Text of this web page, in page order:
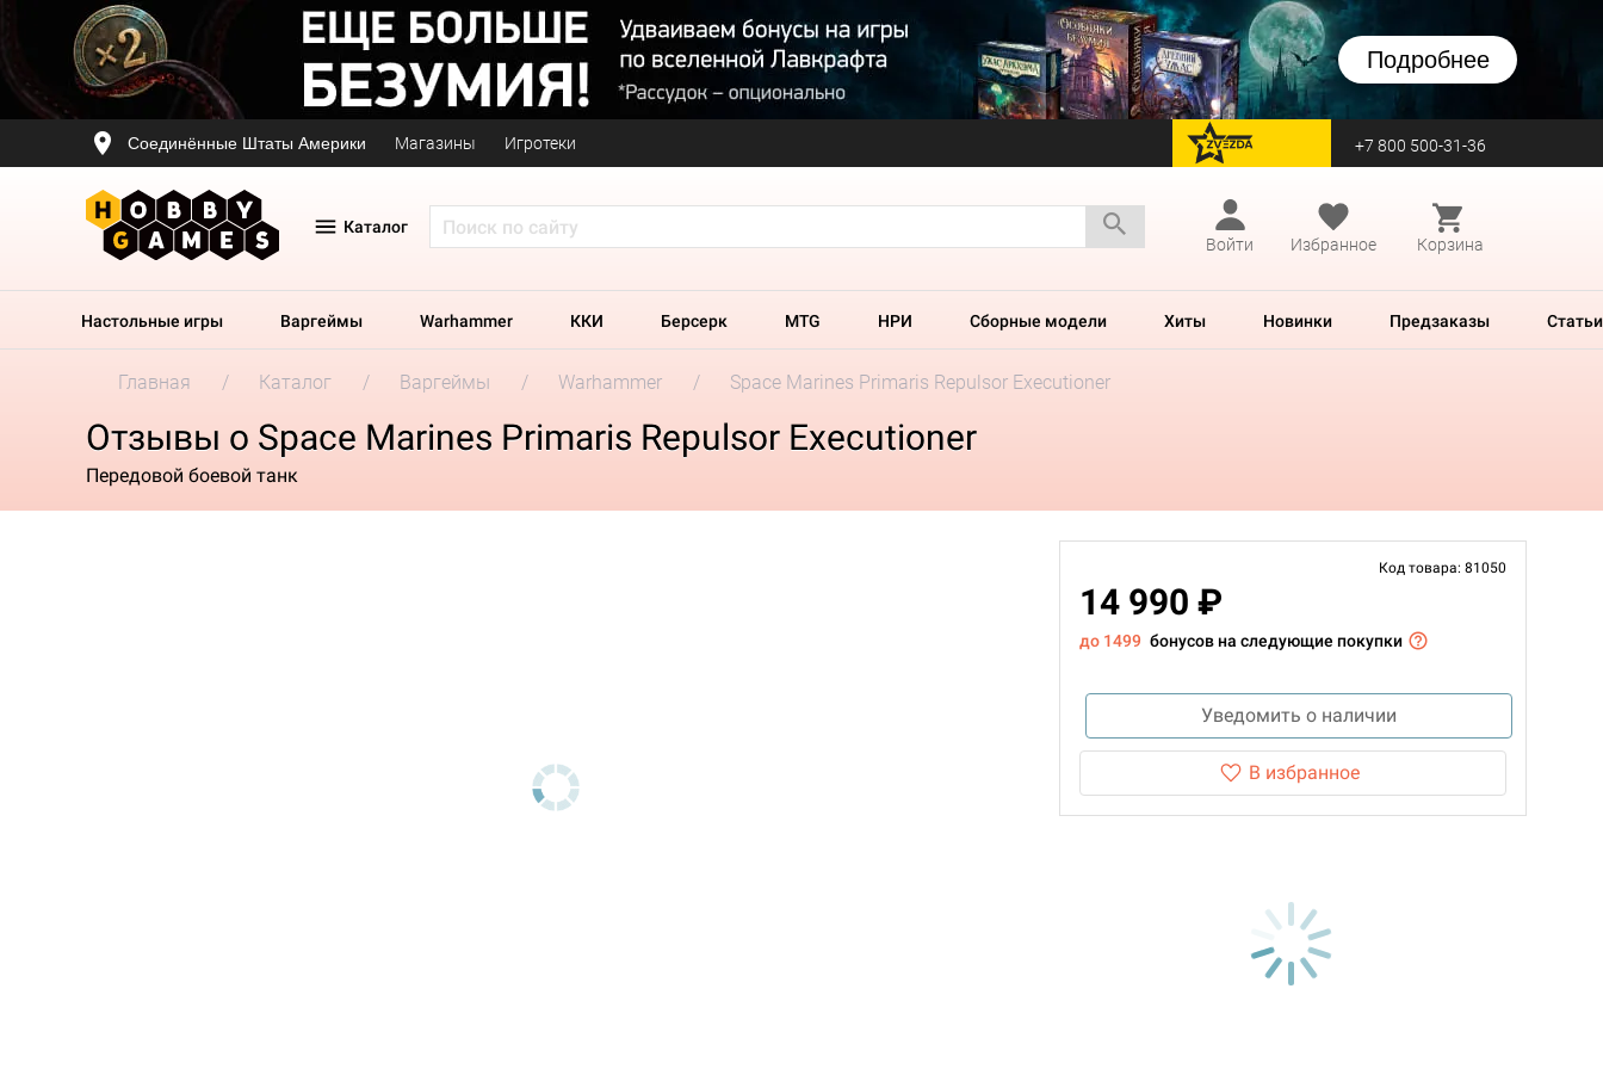
Подробнее
Соединённые Штаты Америки Магазины Игротеки перейти на Zvezda +7 800 500-31-36
Каталог
Войти
Избранное Корзина
Настольные игры Варгеймы Warhammer ККИ Берсерк MTG НРИ Сборные модели Хиты Новинки Предзаказы Статьи
Главная Каталог Варгеймы Warhammer Space Marines Primaris Repulsor Executioner
Отзывы о Space Marines Primaris Repulsor Executioner
Передовой боевой танк
Код товара: 81050
14 990 ₽
до 1499 бонусов на следующие покупки
Уведомить о наличии
В избранное